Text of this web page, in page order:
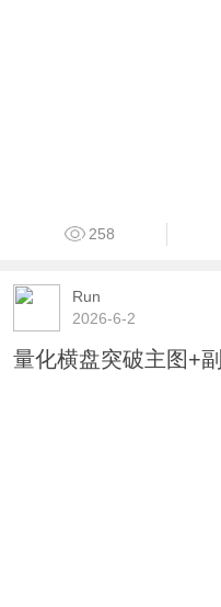
258
Run
2026-6-2
量化横盘突破主图+